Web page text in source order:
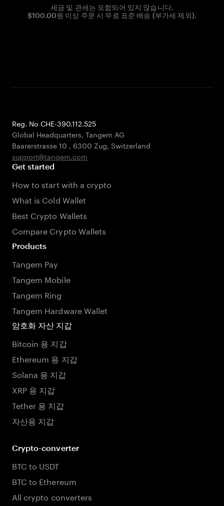
세금 및 관세는 포함되어 있지 않습니다.
$100.00원 이상 주문 시 무료 표준 배송 (부가세 제외).
Reg. No CHE-390.112.525
Global Headquarters, Tangem AG
Baarerstrasse 10 , 6300 Zug, Switzerland
support@tangem.com
Get started
How to start with a crypto
What is Cold Wallet
Best Crypto Wallets
Compare Crypto Wallets
Products
Tangem Pay
Tangem Mobile
Tangem Ring
Tangem Hardware Wallet
암호화 자산 지갑
Bitcoin 용 지갑
Ethereum 용 지갑
Solana 용 지갑
XRP 용 지갑
Tether 용 지갑
자산용 지갑
Crypto-converter
BTC to USDT
BTC to Ethereum
All crypto converters